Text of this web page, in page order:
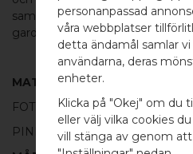
BB SWEDEN
Välj land / Choose
samma serie. Passar utmärkt
garderoben.
MATERIAL
FOT:
100% BORSTAT
PINNE: 100% SVART
personanpassad
våra webbplatser
detta ändamål samlar
användarna, deras
enheter.
Klicka på "Okej" om du
eller välj vilka cookies
vill stänga av genom att